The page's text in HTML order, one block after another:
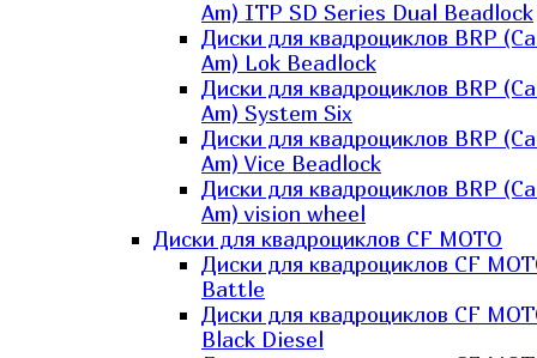
Am) ITP SD Series Dual Beadlock
Диски для квадроциклов BRP
Am) Lok Beadlock
Диски для квадроциклов BRP
Am) System Six
Диски для квадроциклов BRP
Am) Vice Beadlock
Диски для квадроциклов BRP
Am) vision wheel
Диски для квадроциклов CF MOTO
Диски для квадроциклов CF
Battle
Диски для квадроциклов CF
Black Diesel